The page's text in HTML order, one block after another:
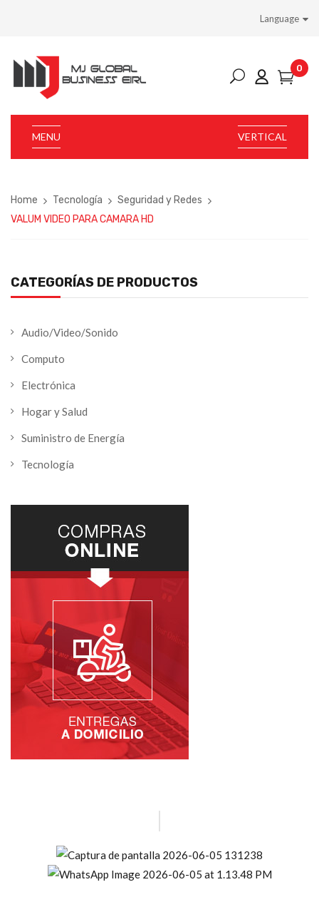
Language
0
VERTICAL
MENU
Home Tecnología
Seguridad y Redes
VALUM VIDEO PARA CAMARA HD
CATEGORÍAS DE PRODUCTOS
Audio/Video/Sonido
Computo
Electrónica
Hogar y Salud
Suministro de Energía
Tecnología